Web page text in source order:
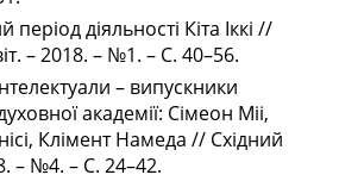
період діяльності Кіта Іккі //
– 2018. – №1. – С. 40–56.
– випускники
академії: Сімеон Міі,
Клімент Намеда // Східний
– №4. – С. 24–42.